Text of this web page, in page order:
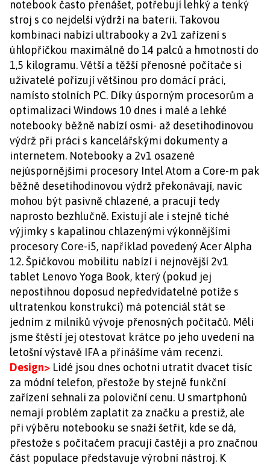
notebook často přenášet, potřebují lehký a tenký
stroj s co nejdelší výdrží na baterii. Takovou
kombinaci nabízí ultrabooky a 2v1 zařízení s
úhlopříčkou maximálně do 14 palců a hmotností do
1,5 kilogramu. Větší a těžší přenosné počítače si
uživatelé pořizují většinou pro domácí práci,
namísto stolních PC. Díky úsporným procesorům a
optimalizaci Windows 10 dnes i malé a lehké
notebooky běžně nabízí osmi- až desetihodinovou
výdrž při práci s kancelářskými dokumenty a
internetem. Notebooky a 2v1 osazené
nejúspornějšími procesory Intel Atom a Core-m pak
běžně desetihodinovou výdrž překonávají, navíc
mohou být pasivně chlazené, a pracují tedy
naprosto bezhlučně. Existují ale i stejně tiché
výjimky s kapalinou chlazenými výkonnějšími
procesory Core-i5, například povedený Acer Alpha
12. Špičkovou mobilitu nabízí i nejnovější 2v1
tablet Lenovo Yoga Book, který (pokud jej
nepostihnou doposud nepředvídatelné potíže s
ultratenkou konstrukcí) má potenciál stát se
jedním z milníků vývoje přenosných počítačů. Měli
jsme štěstí jej otestovat krátce po jeho uvedení na
letošní výstavě IFA a přinášíme vám recenzi.
Design> Lidé jsou dnes ochotni utratit dvacet tisíc
za módní telefon, přestože by stejně funkční
zařízení sehnali za poloviční cenu. U smartphonů
nemají problém zaplatit za značku a prestiž, ale
při výběru notebooku se snaží šetřit, kde se dá,
přestože s počítačem pracují častěji a pro značnou
část populace představuje výrobní nástroj. K